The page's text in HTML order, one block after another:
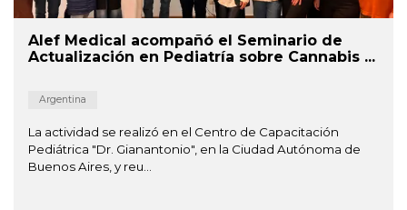
Alef Medical acompañó el Seminario de
Actualización en Pediatría sobre Cannabis ...
Argentina
La actividad se realizó en el Centro de Capacitación
Pediátrica "Dr. Gianantonio", en la Ciudad Autónoma de
Buenos Aires, y reu...